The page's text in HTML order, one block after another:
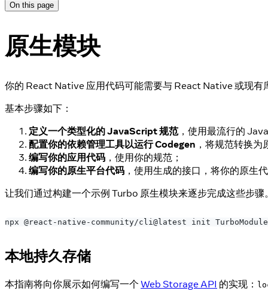
On this page
原生模块
你的 React Native 应用代码可能需要与 React Native 或现
基本步骤如下：
定义一个类型化的 JavaScript 规范，使用最流行的
配置你的依赖管理工具以运行 Codegen ，将规范转换
编写你的应用代码 ，使用你的规范；
编写你的原生平台代码 ，使用生成的接口，将你的原生
让我们通过构建一个示例 Turbo 原生模块来逐步完成这些步
npx @react-native-community/cli@latest init
本地持久存储
本指南将向你展示如何编写一个 Web Storage API 的实现：